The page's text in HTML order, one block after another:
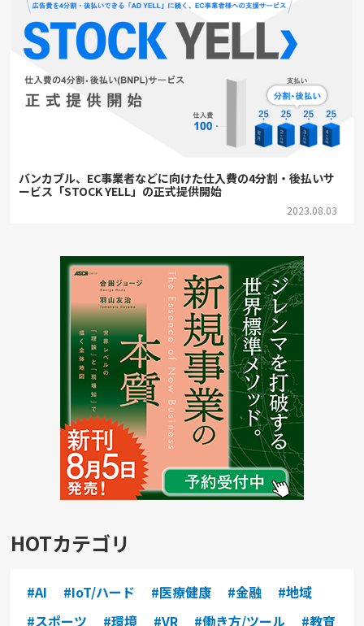
バンカブル、EC事業者などに向けた仕入費の4分割・後払いサ
ービス「STOCK YELL」の正式提供開始
2023.08.03
HOTカテゴリ
#AI #IoT/ハード #医療健康 #金融
#地域
#スポーツ
#環境 #VR #働き方/ツール #教育